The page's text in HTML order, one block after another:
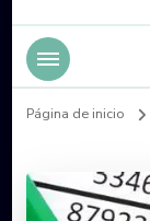
Página de inicio